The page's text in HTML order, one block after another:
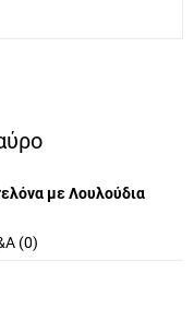
με Λουλούδια
(0)